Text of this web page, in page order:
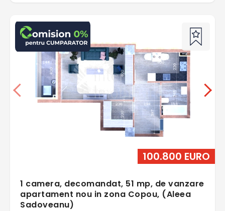
100.800 EURO
1 camera, decomandat, 51 mp, de vanzare
apartament nou in zona Copou, (Aleea
Sadoveanu)